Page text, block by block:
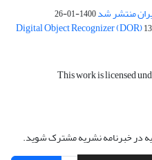
1400-01-26
This work is licensed
در خبرنامه نشریه مشترک شوید.